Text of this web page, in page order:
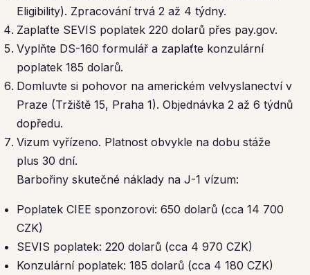
Eligibility). Zpracování trvá 2 až 4 týdny.
Zaplaťte SEVIS poplatek 220 dolarů přes pay.gov.
Vyplňte DS-160 formulář a zaplaťte konzulární
poplatek 185 dolarů.
Domluvte si pohovor na americkém velvyslanectví v
Praze (Tržiště 15, Praha 1). Objednávka 2 až 6 týdnů
dopředu.
Vizum vyřízeno. Platnost obvykle na dobu stáže
plus 30 dní.
Barbořiny skutečné náklady na J-1 vízum:
Poplatek CIEE sponzorovi: 650 dolarů (cca 14 700
CZK)
SEVIS poplatek: 220 dolarů (cca 4 970 CZK)
Konzulární poplatek: 185 dolarů (cca 4 180 CZK)